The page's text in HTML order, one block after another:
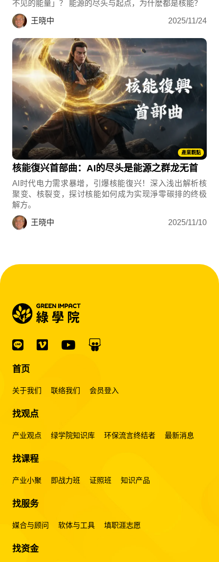
不见的能量」？ 能源的尽头与起点，为什麽都是核能？
王晓中 2025/11/24
產業觀點
核能復兴首部曲：AI的尽头是能源之群龙无首
AI时代电力需求暴增，引爆核能復兴！深入浅出解析核
聚变、核裂变，探讨核能如何成为实现淨零碳排的终极
解方。
王晓中 2025/11/10
首页
关于我们 联络我们 会员登入
找观点
产业观点 绿学院知识库 环保流言终结者 最新消息
找课程
产业小聚 即战力班 证照班 知识产品
找服务
媒合与顾问 软体与工具 填职涯志愿
找资金